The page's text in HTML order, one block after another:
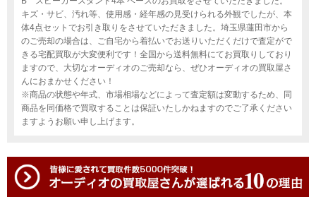
キズ・サビ、汚れ等、使用感・経年感の見受けられる外観でしたが、本
体4点セットでお引き取りをさせていただきました。埼玉県蓮田市から
のご売却の場合は、ご自宅から着払いでお送りいただくだけで査定がで
きる宅配買取が大変便利です！全国から送料無料にてお買取りしており
ますので、大切なオーディオのご売却なら、ぜひオーディオの買取屋さ
んにおまかせください！
※商品の状態や年式、市場相場などによって査定額は変動するため、同
商品を同価格で買取することは保証いたしかねますのでご了承ください
ますようお願い申し上げます。